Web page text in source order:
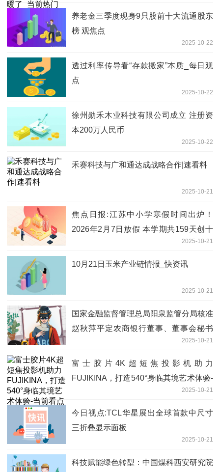
养老金三季度现身9只股前十大流通股东
榜 观焦点
2025-10-22
透过利率传导看“存款搬家”本质_每日观
点
2025-10-22
徐州勋禾木业科技有限公司成立 注册资
本200万人民币
2025-10-22
禾赛科技与广和通达成战略合作|速看料
2025-10-21
焦点日报:江苏中小学寒假时间出炉！
2026年2月7日放假 本学期共159天创十
2025-10-21
10月21日玉米产业链情报_快资讯
2025-10-21
国家金融监督管理总局阳泉监管分局核准
赵秋萍平定农商银行董事、董事会秘书
2025-10-21
富士胶片4K超短焦投影机助力
FUJIKINA，打造540°身临其境艺术体验-
2025-10-21
今日视点:TCL华星展出全球首款中尺寸
三折叠显示面板
2025-10-21
科技赋能绿色转型：中国煤科西安研究院